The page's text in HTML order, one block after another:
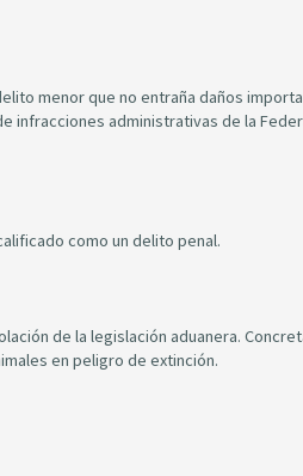
menor que no entraña daños
infracciones administrativas de la
como un delito penal.
de la legislación aduanera.
en peligro de extinción.